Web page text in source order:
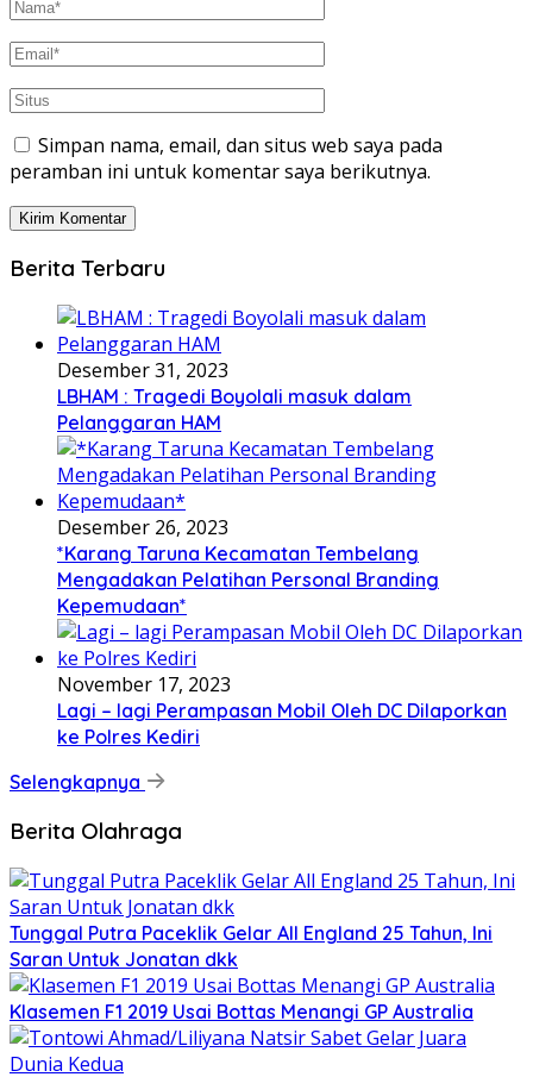
Simpan nama, email, dan situs web saya pada
peramban ini untuk komentar saya berikutnya.
Berita Terbaru
Desember 31, 2023
LBHAM : Tragedi Boyolali masuk dalam
Pelanggaran HAM
Desember 26, 2023
*Karang Taruna Kecamatan Tembelang
Mengadakan Pelatihan Personal Branding
Kepemudaan*
November 17, 2023
Lagi – lagi Perampasan Mobil Oleh DC Dilaporkan
ke Polres Kediri
Selengkapnya
Berita Olahraga
Tunggal Putra Paceklik Gelar All England 25 Tahun, Ini
Saran Untuk Jonatan dkk
Klasemen F1 2019 Usai Bottas Menangi GP Australia